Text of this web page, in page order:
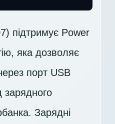
підтримує Power
яка дозволяє
порт USB
зарядного
Зарядні